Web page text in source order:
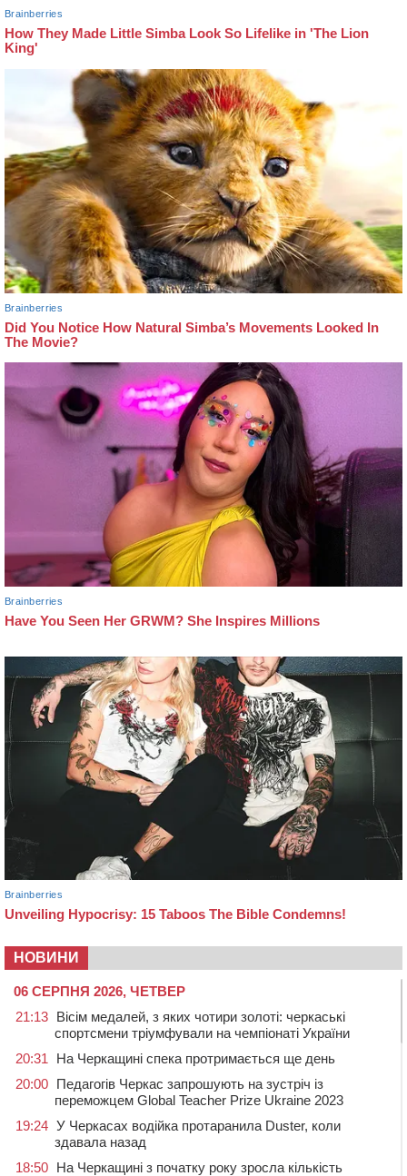
НОВИНИ
06 СЕРПНЯ 2026, ЧЕТВЕР
21:13 Вісім медалей, з яких чотири золоті: черкаські
спортсмени тріумфували на чемпіонаті України
20:31
На Черкащині спека протримається ще день
20:00 Педагогів Черкас запрошують на зустріч із
переможцем Global Teacher Prize Ukraine 2023
19:24 У Черкасах водійка протаранила Duster, коли
здавала назад
18:50 На Черкащині з початку року зросла кількість